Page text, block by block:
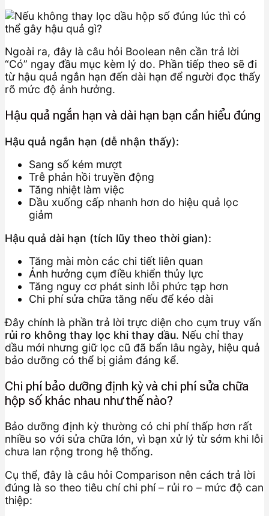
Ngoài ra, đây là câu hỏi Boolean nên cần trả lời
“Có” ngay đầu mục kèm lý do. Phần tiếp theo sẽ đi
từ hậu quả ngắn hạn đến dài hạn để người đọc thấy
rõ mức độ ảnh hưởng.
Hậu quả ngắn hạn và dài hạn bạn cần hiểu đúng
Hậu quả ngắn hạn (dễ nhận thấy):
Sang số kém mượt
Trễ phản hồi truyền động
Tăng nhiệt làm việc
Dầu xuống cấp nhanh hơn do hiệu quả lọc
giảm
Hậu quả dài hạn (tích lũy theo thời gian):
Tăng mài mòn các chi tiết liên quan
Ảnh hưởng cụm điều khiển thủy lực
Tăng nguy cơ phát sinh lỗi phức tạp hơn
Chi phí sửa chữa tăng nếu để kéo dài
Đây chính là phần trả lời trực diện cho cụm truy vấn
rủi ro không thay lọc khi thay dầu. Nếu chỉ thay
dầu mới nhưng giữ lọc cũ đã bẩn lâu ngày, hiệu quả
bảo dưỡng có thể bị giảm đáng kể.
Chi phí bảo dưỡng định kỳ và chi phí sửa chữa
hộp số khác nhau như thế nào?
Bảo dưỡng định kỳ thường có chi phí thấp hơn rất
nhiều so với sửa chữa lớn, vì bạn xử lý từ sớm khi lỗi
chưa lan rộng trong hệ thống.
Cụ thể, đây là câu hỏi Comparison nên cách trả lời
đúng là so theo tiêu chí chi phí – rủi ro – mức độ can
thiệp: